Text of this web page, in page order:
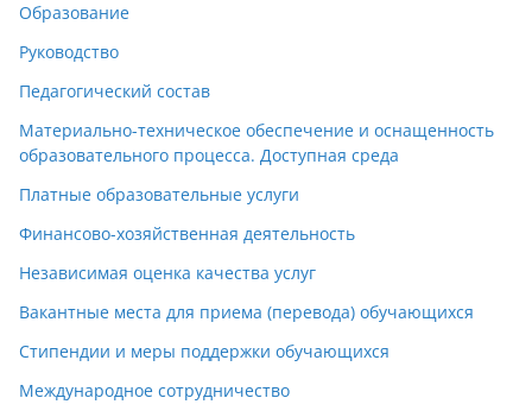
Образование
Руководство
Педагогический состав
Материально-техническое обеспечение и оснащенность
образовательного процесса. Доступная среда
Платные образовательные услуги
Финансово-хозяйственная деятельность
Независимая оценка качества услуг
Вакантные места для приема (перевода) обучающихся
Стипендии и меры поддержки обучающихся
Международное сотрудничество